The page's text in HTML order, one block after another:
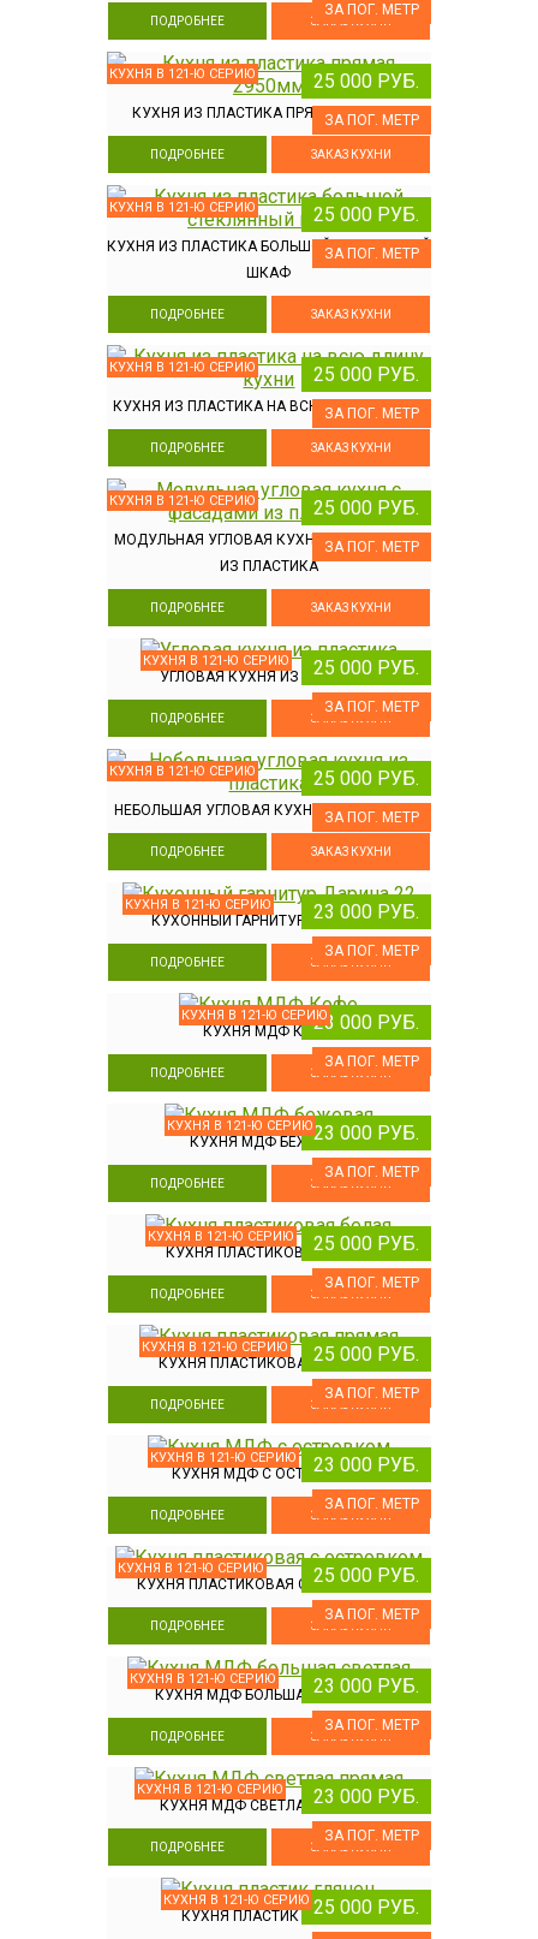
ЗА ПОГ. МЕТР
ПОДРОБНЕЕ ЗАКАЗ КУХНИ
КУХНЯ В 121-Ю СЕРИЮ
КУХНЯ ИЗ ПЛАСТИКА ПРЯМАЯ 2950ММ
25 000 РУБ.
ЗА ПОГ. МЕТР
ПОДРОБНЕЕ ЗАКАЗ КУХНИ
КУХНЯ В 121-Ю СЕРИЮ
КУХНЯ ИЗ ПЛАСТИКА БОЛЬШОЙ СТЕКЛЯННЫЙ
ШКАФ
25 000 РУБ.
ЗА ПОГ. МЕТР
ПОДРОБНЕЕ ЗАКАЗ КУХНИ
КУХНЯ В 121-Ю СЕРИЮ
КУХНЯ ИЗ ПЛАСТИКА НА ВСЮ ДЛИНУ КУХНИ
25 000 РУБ.
ЗА ПОГ. МЕТР
ПОДРОБНЕЕ ЗАКАЗ КУХНИ
КУХНЯ В 121-Ю СЕРИЮ
МОДУЛЬНАЯ УГЛОВАЯ КУХНЯ С ФАСАДАМИ
ИЗ ПЛАСТИКА
25 000 РУБ.
ЗА ПОГ. МЕТР
ПОДРОБНЕЕ ЗАКАЗ КУХНИ
КУХНЯ В 121-Ю СЕРИЮ
УГЛОВАЯ КУХНЯ ИЗ ПЛАСТИКА
25 000 РУБ.
ЗА ПОГ. МЕТР
ПОДРОБНЕЕ ЗАКАЗ КУХНИ
КУХНЯ В 121-Ю СЕРИЮ
НЕБОЛЬШАЯ УГЛОВАЯ КУХНЯ ИЗ ПЛАСТИКА
25 000 РУБ.
ЗА ПОГ. МЕТР
ПОДРОБНЕЕ ЗАКАЗ КУХНИ
КУХНЯ В 121-Ю СЕРИЮ
КУХОННЫЙ ГАРНИТУР ДАРИНА 22
23 000 РУБ.
ЗА ПОГ. МЕТР
ПОДРОБНЕЕ ЗАКАЗ КУХНИ
КУХНЯ В 121-Ю СЕРИЮ
КУХНЯ МДФ КОФЕ23 000 РУБ.
ЗА ПОГ. МЕТР
ПОДРОБНЕЕ ЗАКАЗ КУХНИ
КУХНЯ В 121-Ю СЕРИЮ
КУХНЯ МДФ БЕЖЕВАЯ23 000 РУБ.
ЗА ПОГ. МЕТР
ПОДРОБНЕЕ ЗАКАЗ КУХНИ
КУХНЯ В 121-Ю СЕРИЮ
КУХНЯ ПЛАСТИКОВАЯ БЕЛАЯ
25 000 РУБ.
ЗА ПОГ. МЕТР
ПОДРОБНЕЕ ЗАКАЗ КУХНИ
КУХНЯ В 121-Ю СЕРИЮ
КУХНЯ ПЛАСТИКОВАЯ ПРЯМАЯ
25 000 РУБ.
ЗА ПОГ. МЕТР
ПОДРОБНЕЕ ЗАКАЗ КУХНИ
КУХНЯ В 121-Ю СЕРИЮ
КУХНЯ МДФ С ОСТРОВКОМ23 000 РУБ.
ЗА ПОГ. МЕТР
ПОДРОБНЕЕ ЗАКАЗ КУХНИ
КУХНЯ В 121-Ю СЕРИЮ
КУХНЯ ПЛАСТИКОВАЯ С ОСТРОВКОМ
25 000 РУБ.
ЗА ПОГ. МЕТР
ПОДРОБНЕЕ ЗАКАЗ КУХНИ
КУХНЯ В 121-Ю СЕРИЮ
КУХНЯ МДФ БОЛЬШАЯ СВЕТЛАЯ
23 000 РУБ.
ЗА ПОГ. МЕТР
ПОДРОБНЕЕ ЗАКАЗ КУХНИ
КУХНЯ В 121-Ю СЕРИЮ
КУХНЯ МДФ СВЕТЛАЯ ПРЯМАЯ
23 000 РУБ.
ЗА ПОГ. МЕТР
ПОДРОБНЕЕ ЗАКАЗ КУХНИ
КУХНЯ В 121-Ю СЕРИЮ
КУХНЯ ПЛАСТИК ГЛЯНЕЦ25 000 РУБ.